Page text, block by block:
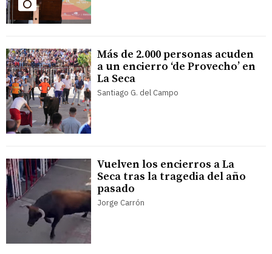
Más de 2.000 personas acuden
a un encierro ‘de Provecho’ en
La Seca
Santiago G. del Campo
Vuelven los encierros a La
Seca tras la tragedia del año
pasado
Jorge Carrón